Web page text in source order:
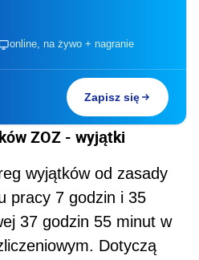
online, na żywo + nagranie
Zapisz się
ZOZ - wyjątki
wyjątków od zasady
pracy 7 godzin i 35
37 godzin 55 minut w
Dotyczą